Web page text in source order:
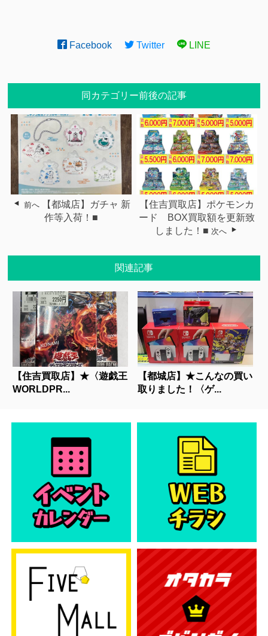
Facebook Twitter LINE
同カテゴリー前後の記事
前へ
【都城店】ガチャ 新
作等入荷！■
【住吉買取店】ポケモンカ
ード BOX買取額を更新致
しました！■ 次へ
関連記事
【住吉買取店】★〈遊戯王
WORLDPR...
【都城店】★こんなの買い
取りました！〈ゲ...